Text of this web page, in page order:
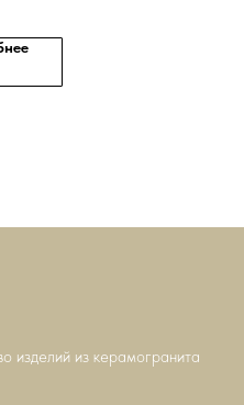
изделий из керамогранита